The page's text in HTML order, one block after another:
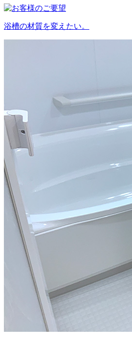
浴槽の材質を変えたい。